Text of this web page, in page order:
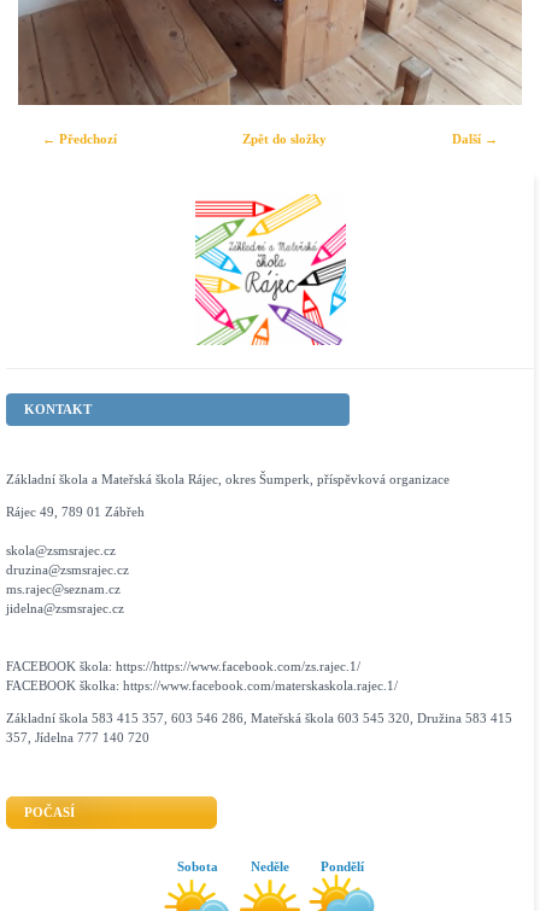
← Předchozí Další →
Zpět do složky
KONTAKT
Základní škola a Mateřská škola Rájec, okres Šumperk, příspěvková organizace
Rájec 49, 789 01 Zábřeh
skola@zsmsrajec.cz
druzina@zsmsrajec.cz
ms.rajec@seznam.cz
jidelna@zsmsrajec.cz
FACEBOOK škola: https://https://www.facebook.com/zs.rajec.1/
FACEBOOK školka: https://www.facebook.com/materskaskola.rajec.1/
Základní škola 583 415 357, 603 546 286, Mateřská škola 603 545 320, Družina 583 415
357, Jídelna 777 140 720
POČASÍ
Sobota Neděle Pondělí